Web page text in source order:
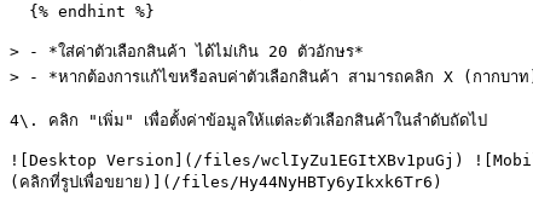
> - *ใส่ค่าตัวเลือกสินค้า ได้ไม่เกิน 20 ตัวอักษร*
> - *หากต้องการแก้ไขหรือลบค่าตัวเลือกสินค้า สามารถคลิก X (กากบา
4\. คลิก "เพิ่ม" เพื่อตั้งค่าข้อมูลให้แต่ละตัวเลือกสินค้าในลำดับถัดไป
![Desktop Version](/files/wclIyZu1EGItXBv1puGj)
(คลิกที่รูปเพื่อขยาย)](/files/Hy44NyHBTy6yIkxk6Tr6)